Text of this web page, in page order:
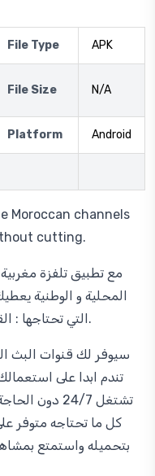
File Type APK
File Size N/A
Platform Android
Moroccan channels
cutting.
مع تطبيق تلفزة
المحلية و الوطنية
التي تحتاجها : القنوات المغربية والقنوات العربية مجانا.
سيوفر لك قنوات البث
تندم ابدا على
تشتغل 24/7
كل ما تحتاجه متوفر
بتحميله واستمتع